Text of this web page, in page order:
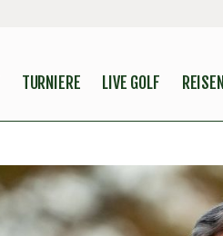
TURNIERE LIVE GOLF REISEN